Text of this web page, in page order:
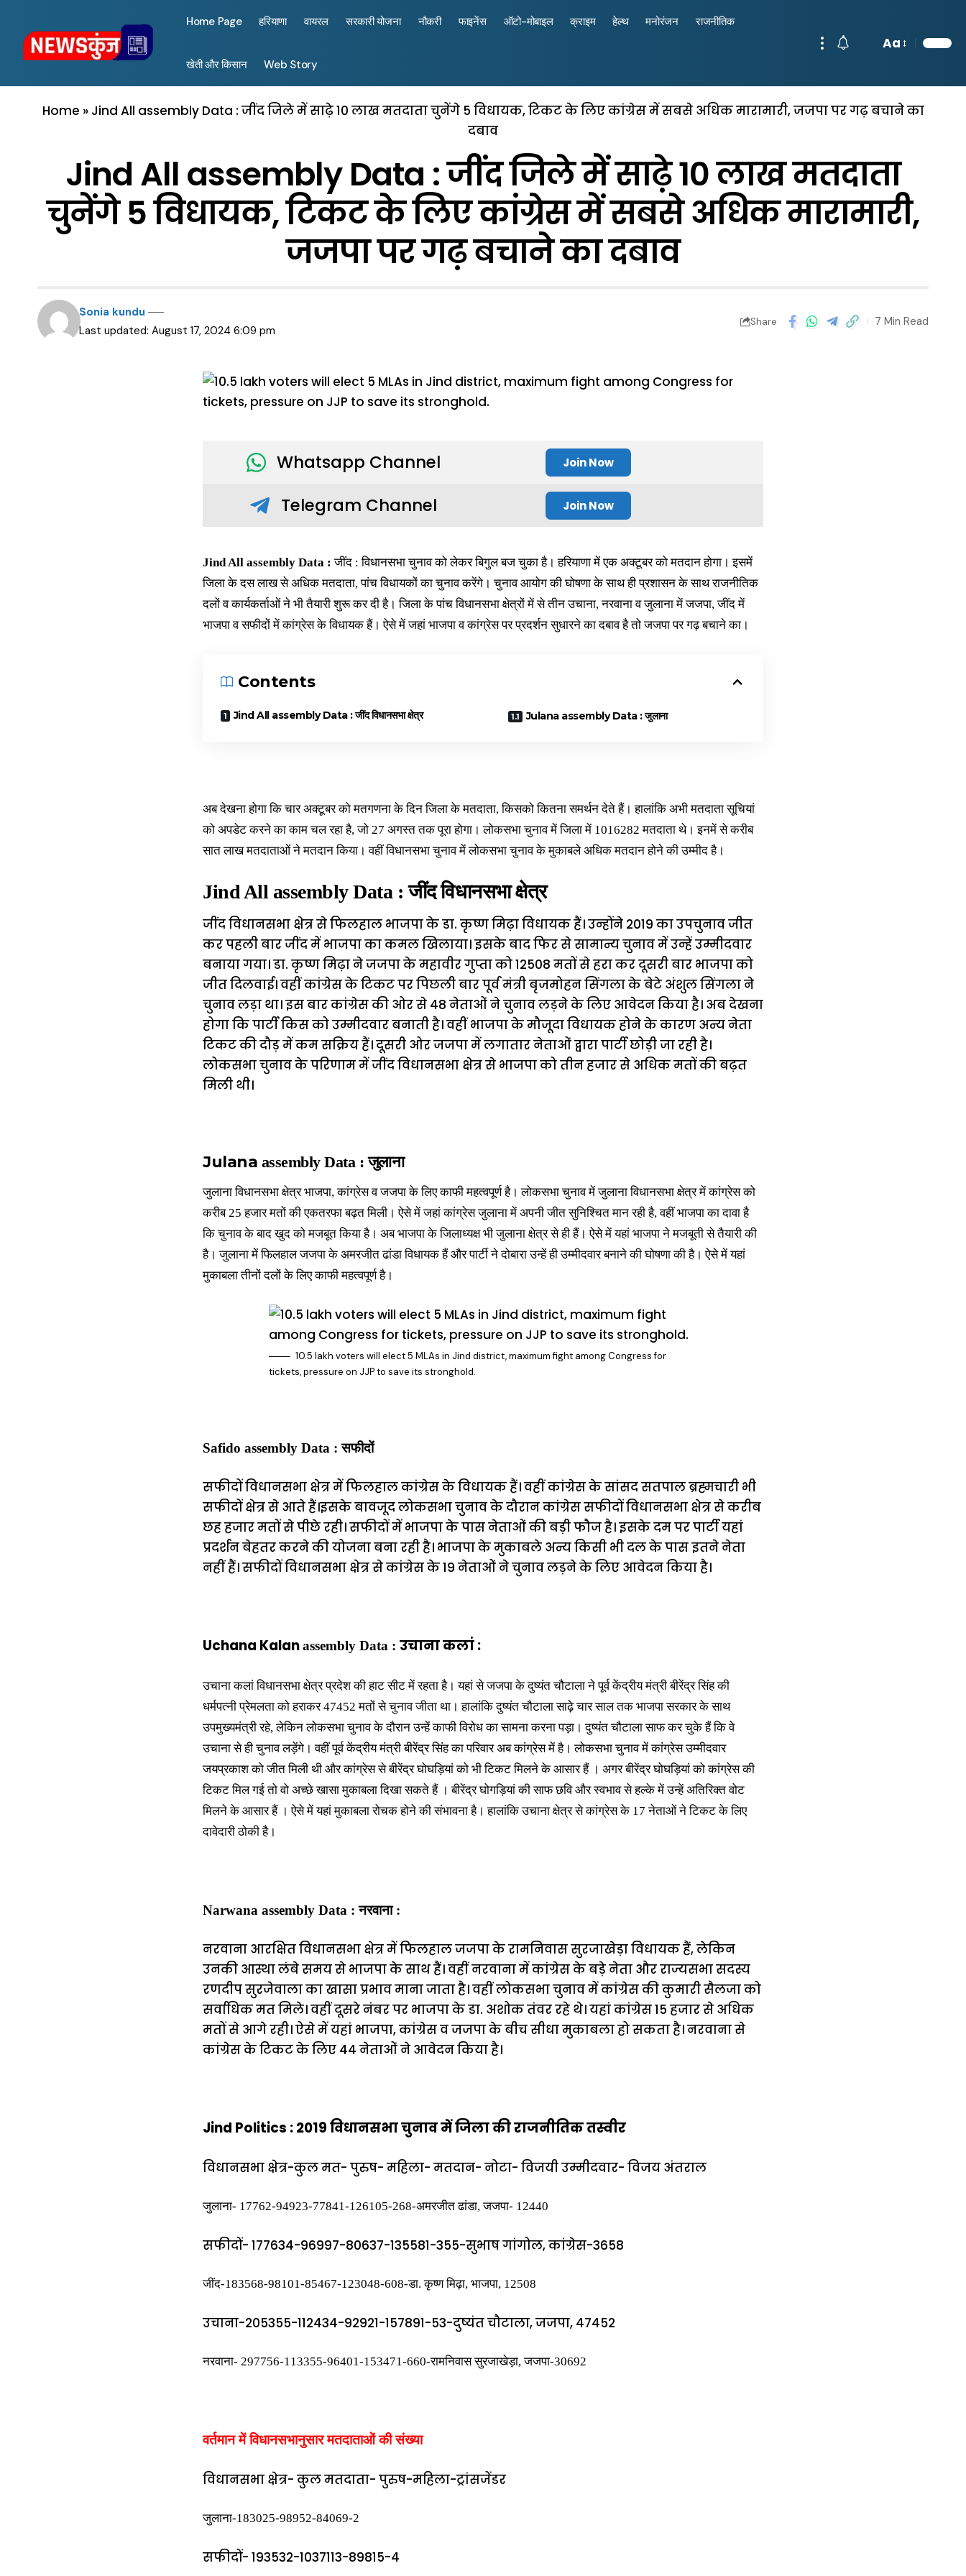
Home Page हरियाणा वायरल सरकारी योजना नौकरी फाइनेंस ऑटो-मोबाइल क्राइम हेल्थ मनोरंजन राजनीतिक
खेती और किसान Web Story
Aa
Home » Jind All assembly Data : जींद जिले में साढ़े 10 लाख मतदाता चुनेंगे 5 विधायक, टिकट के लिए कांग्रेस में सबसे अधिक मारामारी, जजपा पर गढ़ बचाने का
दबाव
Jind All assembly Data : जींद जिले में साढ़े 10 लाख मतदाता
चुनेंगे 5 विधायक, टिकट के लिए कांग्रेस में सबसे अधिक मारामारी,
जजपा पर गढ़ बचाने का दबाव
Last updated: August 17, 2024 6:09 pm
Sonia kundu
Share 7 Min Read
Whatsapp Channel Join Now
Telegram Channel Join Now
Jind All assembly Data : जींद : विधानसभा चुनाव को लेकर बिगुल बज चुका है। हरियाणा में एक अक्टूबर को मतदान होगा। इसमें
जिला के दस लाख से अधिक मतदाता, पांच विधायकों का चुनाव करेंगे। चुनाव आयोग की घोषणा के साथ ही प्रशासन के साथ राजनीतिक
दलों व कार्यकर्ताओं ने भी तैयारी शुरू कर दी है। जिला के पांच विधानसभा क्षेत्रों में से तीन उचाना, नरवाना व जुलाना में जजपा, जींद में
भाजपा व सफीदों में कांग्रेस के विधायक हैं। ऐसे में जहां भाजपा व कांग्रेस पर प्रदर्शन सुधारने का दबाव है तो जजपा पर गढ़ बचाने का।
Contents
Jind All assembly Data : जींद विधानसभा क्षेत्र Julana assembly Data : जुलाना
अब देखना होगा कि चार अक्टूबर को मतगणना के दिन जिला के मतदाता, किसको कितना समर्थन देते हैं। हालांकि अभी मतदाता सूचियां
को अपडेट करने का काम चल रहा है, जो 27 अगस्त तक पूरा होगा। लोकसभा चुनाव में जिला में 1016282 मतदाता थे। इनमें से करीब
सात लाख मतदाताओं ने मतदान किया। वहीं विधानसभा चुनाव में लोकसभा चुनाव के मुकाबले अधिक मतदान होने की उम्मीद है।
Jind All assembly Data : जींद विधानसभा क्षेत्र
जींद विधानसभा क्षेत्र से फिलहाल भाजपा के डा. कृष्ण मिढ़ा विधायक हैं। उन्होंने 2019 का उपचुनाव जीत
कर पहली बार जींद में भाजपा का कमल खिलाया। इसके बाद फिर से सामान्य चुनाव में उन्हें उम्मीदवार
बनाया गया। डा. कृष्ण मिढ़ा ने जजपा के महावीर गुप्ता को 12508 मतों से हरा कर दूसरी बार भाजपा को
जीत दिलवाई। वहीं कांग्रेस के टिकट पर पिछली बार पूर्व मंत्री बृजमोहन सिंगला के बेटे अंशुल सिंगला ने
चुनाव लड़ा था। इस बार कांग्रेस की ओर से 48 नेताओं ने चुनाव लड़ने के लिए आवेदन किया है। अब देखना
होगा कि पार्टी किस को उम्मीदवार बनाती है। वहीं भाजपा के मौजूदा विधायक होने के कारण अन्य नेता
टिकट की दौड़ में कम सक्रिय हैं। दूसरी ओर जजपा में लगातार नेताओं द्वारा पार्टी छोड़ी जा रही है।
लोकसभा चुनाव के परिणाम में जींद विधानसभा क्षेत्र से भाजपा को तीन हजार से अधिक मतों की बढ़त
मिली थी।
Julana assembly Data :जुलाना
जुलाना विधानसभा क्षेत्र भाजपा, कांग्रेस व जजपा के लिए काफी महत्वपूर्ण है। लोकसभा चुनाव में जुलाना विधानसभा क्षेत्र में कांग्रेस को
करीब 25 हजार मतों की एकतरफा बढ़त मिली। ऐसे में जहां कांग्रेस जुलाना में अपनी जीत सुनिश्चित मान रही है, वहीं भाजपा का दावा है
कि चुनाव के बाद खुद को मजबूत किया है। अब भाजपा के जिलाध्यक्ष भी जुलाना क्षेत्र से ही हैं। ऐसे में यहां भाजपा ने मजबूती से तैयारी की
है। जुलाना में फिलहाल जजपा के अमरजीत ढांडा विधायक हैं और पार्टी ने दोबारा उन्हें ही उम्मीदवार बनाने की घोषणा की है। ऐसे में यहां
मुकाबला तीनों दलों के लिए काफी महत्वपूर्ण है।
10.5 lakh voters will elect 5 MLAs in Jind district, maximum fight among Congress for
tickets, pressure on JJP to save its stronghold.
Safido assembly Data : सफीदों
सफीदों विधानसभा क्षेत्र में फिलहाल कांग्रेस के विधायक हैं। वहीं कांग्रेस के सांसद सतपाल ब्रह्मचारी भी
सफीदों क्षेत्र से आते हैं।इसके बावजूद लोकसभा चुनाव के दौरान कांग्रेस सफीदों विधानसभा क्षेत्र से करीब
छह हजार मतों से पीछे रही। सफीदों में भाजपा के पास नेताओं की बड़ी फौज है। इसके दम पर पार्टी यहां
प्रदर्शन बेहतर करने की योजना बना रही है। भाजपा के मुकाबले अन्य किसी भी दल के पास इतने नेता
नहीं हैं। सफीदों विधानसभा क्षेत्र से कांग्रेस के 19 नेताओं ने चुनाव लड़ने के लिए आवेदन किया है।
Uchana Kalanassembly Data : उचाना कलां :
उचाना कलां विधानसभा क्षेत्र प्रदेश की हाट सीट में रहता है। यहां से जजपा के दुष्यंत चौटाला ने पूर्व केंद्रीय मंत्री बीरेंद्र सिंह की
धर्मपत्नी प्रेमलता को हराकर 47452 मतों से चुनाव जीता था। हालांकि दुष्यंत चौटाला साढ़े चार साल तक भाजपा सरकार के साथ
उपमुख्यमंत्री रहे, लेकिन लोकसभा चुनाव के दौरान उन्हें काफी विरोध का सामना करना पड़ा। दुष्यंत चौटाला साफ कर चुके हैं कि वे
उचाना से ही चुनाव लड़ेंगे। वहीं पूर्व केंद्रीय मंत्री बीरेंद्र सिंह का परिवार अब कांग्रेस में है। लोकसभा चुनाव में कांग्रेस उम्मीदवार
जयप्रकाश को जीत मिली थी और कांग्रेस से बीरेंद्र घोघड़ियां को भी टिकट मिलने के आसार हैं । अगर बीरेंद्र घोघड़ियां को कांग्रेस की
टिकट मिल गई तो वो अच्छे खासा मुकाबला दिखा सकते हैं । बीरेंद्र घोगड़ियां की साफ छवि और स्वभाव से हल्के में उन्हें अतिरिक्त वोट
मिलने के आसार हैं । ऐसे में यहां मुकाबला रोचक होने की संभावना है। हालांकि उचाना क्षेत्र से कांग्रेस के 17 नेताओं ने टिकट के लिए
दावेदारी ठोकी है।
Narwana assembly Data : नरवाना :
नरवाना आरक्षित विधानसभा क्षेत्र में फिलहाल जजपा के रामनिवास सुरजाखेड़ा विधायक हैं, लेकिन
उनकी आस्था लंबे समय से भाजपा के साथ हैं। वहीं नरवाना में कांग्रेस के बड़े नेता और राज्यसभा सदस्य
रणदीप सुरजेवाला का खासा प्रभाव माना जाता है। वहीं लोकसभा चुनाव में कांग्रेस की कुमारी सैलजा को
सर्वाधिक मत मिले। वहीं दूसरे नंबर पर भाजपा के डा. अशोक तंवर रहे थे। यहां कांग्रेस 15 हजार से अधिक
मतों से आगे रही। ऐसे में यहां भाजपा, कांग्रेस व जजपा के बीच सीधा मुकाबला हो सकता है। नरवाना से
कांग्रेस के टिकट के लिए 44 नेताओं ने आवेदन किया है।
Jind Politics : 2019 विधानसभा चुनाव में जिला की राजनीतिक तस्वीर
विधानसभा क्षेत्र-कुल मत- पुरुष- महिला- मतदान- नोटा- विजयी उम्मीदवार- विजय अंतराल
जुलाना- 17762-94923-77841-126105-268-अमरजीत ढांडा, जजपा- 12440
सफीदों- 177634-96997-80637-135581-355-सुभाष गांगोल, कांग्रेस-3658
जींद-183568-98101-85467-123048-608-डा. कृष्ण मिढ़ा, भाजपा, 12508
उचाना-205355-112434-92921-157891-53-दुष्यंत चौटाला, जजपा, 47452
नरवाना- 297756-113355-96401-153471-660-रामनिवास सुरजाखेड़ा, जजपा-30692
वर्तमान में विधानसभानुसार मतदाताओं की संख्या
विधानसभा क्षेत्र- कुल मतदाता- पुरुष-महिला-ट्रांसजेंडर
जुलाना-183025-98952-84069-2
सफीदों- 193532-1037113-89815-4